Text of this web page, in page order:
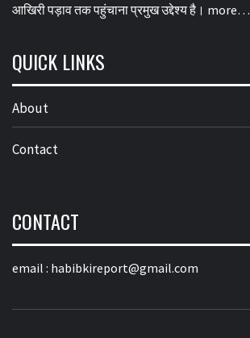
आखिरी पड़ाव तक पहुंचाना प्रमुख उद्देश्य है। more…
QUICK LINKS
About
Contact
CONTACT
email : habibkireport@gmail.com